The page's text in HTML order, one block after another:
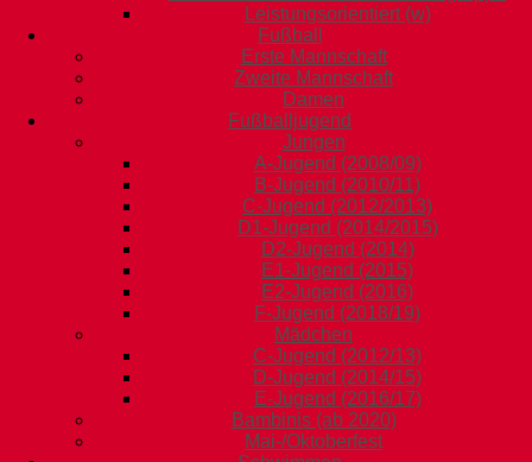
Leistungsorientiert (w)
Fußball
Erste Mannschaft
Zweite Mannschaft
Damen
Fußballjugend
Jungen
A-Jugend (2008/09)
B-Jugend (2010/11)
C-Jugend (2012/2013)
D1-Jugend (2014/2015)
D2-Jugend (2014)
E1-Jugend (2015)
E2-Jugend (2016)
F-Jugend (2018/19)
Mädchen
C-Jugend (2012/13)
D-Jugend (2014/15)
E-Jugend (2016/17)
Bambinis (ab 2020)
Mai-/Oktoberfest